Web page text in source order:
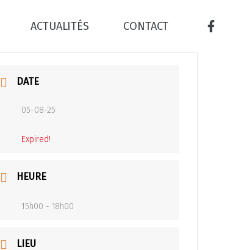
ACTUALITÉS CONTACT
DATE
05-08-25
Expired!
HEURE
15h00 - 18h00
LIEU